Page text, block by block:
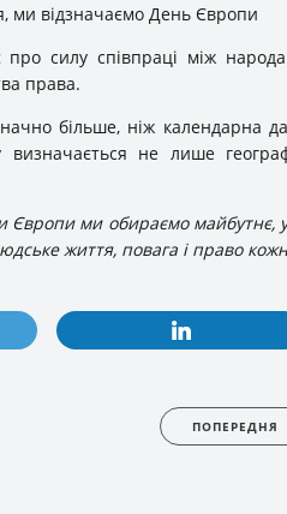
ми відзначаємо День Європи
про силу співпраці між
права.
більше, ніж календарна
визначається не лише
Європи ми обираємо майбутнє,
життя, повага і право
ПОПЕРЕДНЯ